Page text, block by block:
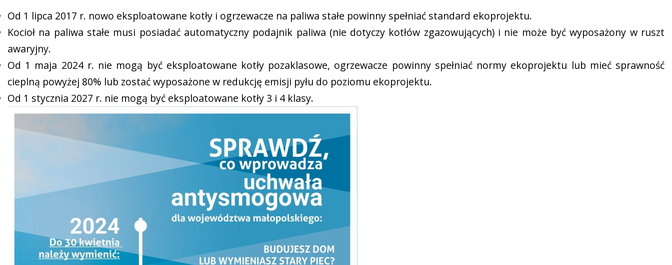
Od 1 lipca 2017 r. nowo eksploatowane kotły i ogrzewacze na paliwa stałe powinny spełniać standard ekoprojektu.
Kocioł na paliwa stałe musi posiadać automatyczny podajnik paliwa (nie dotyczy kotłów zgazowujących) i nie może być wyposażony w ruszt
awaryjny.
Od 1 maja 2024 r. nie mogą być eksploatowane kotły pozaklasowe, ogrzewacze powinny spełniać normy ekoprojektu lub mieć sprawność
cieplną powyżej 80% lub zostać wyposażone w redukcję emisji pyłu do poziomu ekoprojektu.
Od 1 stycznia 2027 r. nie mogą być eksploatowane kotły 3 i 4 klasy.